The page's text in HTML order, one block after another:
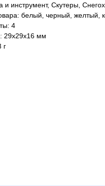
и инструмент, Скутеры,
белый, черный, желтый,
4
29x29x16 мм
г